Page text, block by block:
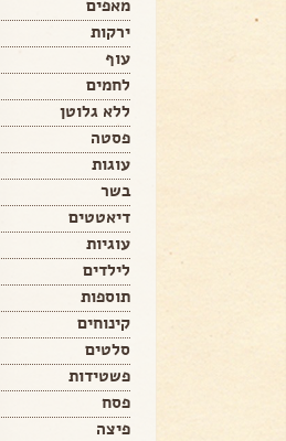
מאפים
ירקות
עוף
לחמים
ללא גלוטן
פסטה
עוגות
בשר
דיאטטים
עוגיות
לילדים
תוספות
קינוחים
סלטים
פשטידות
פסח
פיצה